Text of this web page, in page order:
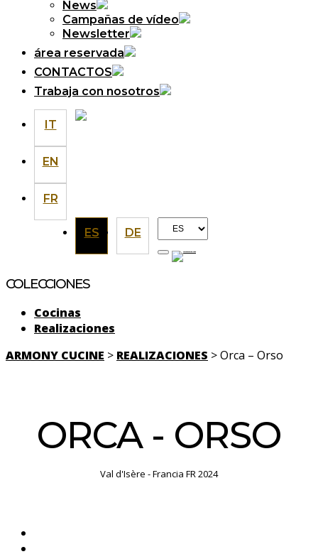
News
Campañas de vídeo
Newsletter
área reservada
CONTACTOS
Trabaja con nosotros
IT
EN
FR
ES DE
Elegir
un
idioma
COLECCIONES
Cocinas
Realizaciones
ARMONY CUCINE > REALIZACIONES > Orca – Orso
ORCA - ORSO
Val d'Isère - Francia FR 2024